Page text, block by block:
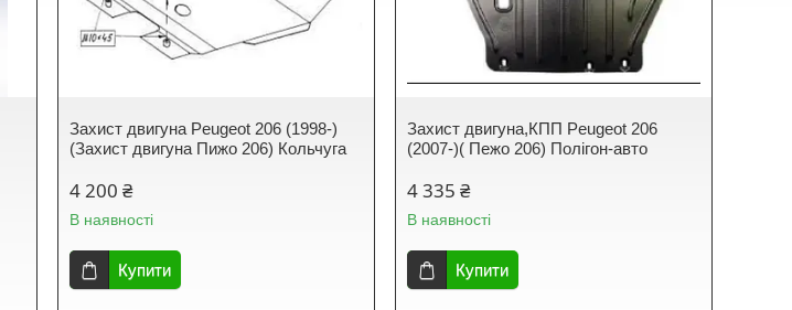
Захист двигуна Peugeot 206 (1998-)
(Захист двигуна Пижо 206) Кольчуга
4 200 ₴
В наявності
Купити
Захист двигуна,КПП Peugeot 206
(2007-)( Пежо 206) Полігон-авто
4 335 ₴
В наявності
Купити